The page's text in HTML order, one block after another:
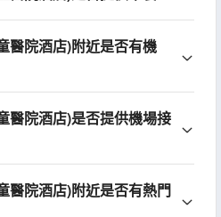
醫院酒店)附近是否有機
醫院酒店)是否提供機場接
醫院酒店)附近是否有熱門